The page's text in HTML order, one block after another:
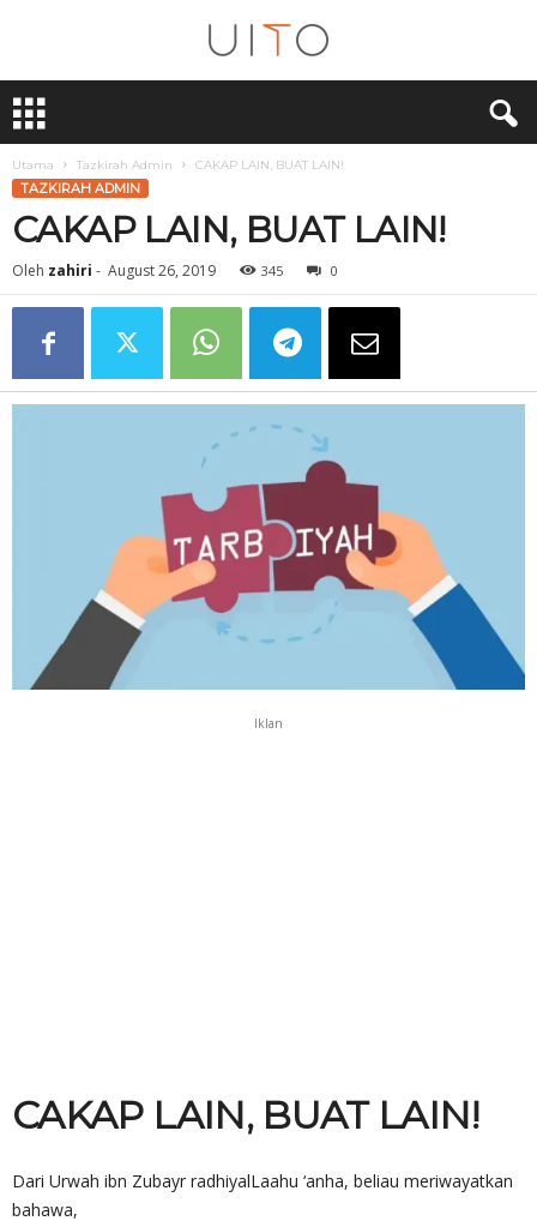
T
Utama Tazkirah Admin CAKAP LAIN, BUAT LAIN!
TAZKIRAH ADMIN
CAKAP LAIN, BUAT LAIN!
Oleh zahiri - August 26, 2019 345 0
Iklan
CAKAP LAIN, BUAT LAIN!
Dari Urwah ibn Zubayr radhiyalLaahu ‘anha, beliau meriwayatkan
bahawa,